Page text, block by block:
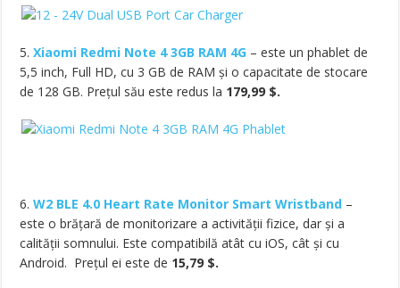
5.Xiaomi Redmi Note 4 3GB RAM 4G – este un phablet de
5,5 inch, Full HD, cu 3 GB de RAM și o capacitate de stocare
de 128 GB. Prețul său este redus la 179,99 $.
6.W2 BLE 4.0 Heart Rate Monitor Smart Wristband –
este o brățară de monitorizare a activității fizice, dar și a
calității somnului. Este compatibilă atât cu iOS, cât și cu
Android. Prețul ei este de 15,79 $.